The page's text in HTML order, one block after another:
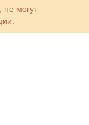
, не могут